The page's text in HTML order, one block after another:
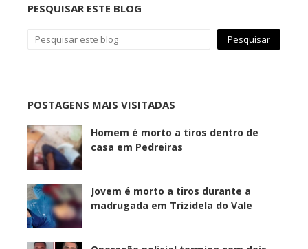
PESQUISAR ESTE BLOG
POSTAGENS MAIS VISITADAS
Homem é morto a tiros dentro de
casa em Pedreiras
Jovem é morto a tiros durante a
madrugada em Trizidela do Vale